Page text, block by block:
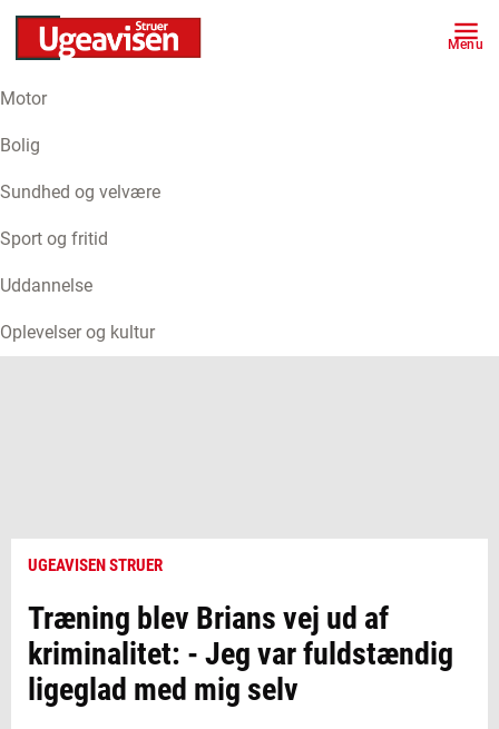
Menu
Motor
Bolig
Sundhed og velvære
Sport og fritid
Uddannelse
Oplevelser og kultur
UGEAVISEN STRUER
Træning blev Brians vej ud af
kriminalitet: - Jeg var fuldstændig
ligeglad med mig selv